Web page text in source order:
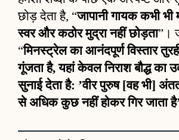
छोड़ देता है, “जापानी गायक कभी भी
स्वर और कठोर मुद्रा नहीं छोड़ता”।
“मिनस्ट्रेल का आनंदपूर्ण विस्तार
गूंजता है, यहां केवल निराश बौद्ध का
सुनाई देता है: ’वीर पुरुष [वह भी]
से अधिक कुछ नहीं होकर गिर जाता